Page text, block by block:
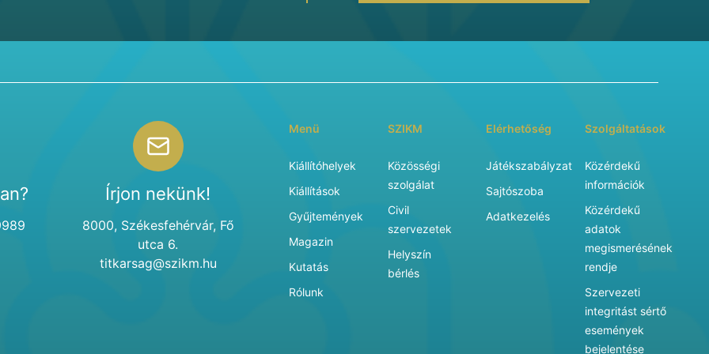
Írjon nekünk!
8000, Székesfehérvár, Fő
utca 6.
titkarsag@szikm.hu
Menü
Kiállítóhelyek
Kiállítások
Gyűjtemények
Magazin
Kutatás
Rólunk
SZIKM
Közösségi
szolgálat
Civil
szervezetek
Helyszín
bérlés
Elérhetőség
Játékszabályzat
Sajtószoba
Adatkezelés
Szolgáltatások
Közérdekű
információk
Közérdekű
adatok
megismerésének
rendje
Szervezeti
integritást sértő
események
bejelentése